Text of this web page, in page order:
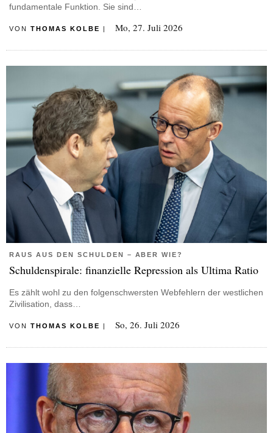
fundamentale Funktion. Sie sind…
VON THOMAS KOLBE | Mo, 27. Juli 2026
RAUS AUS DEN SCHULDEN – ABER WIE?
Schuldenspirale: finanzielle Repression als Ultima Ratio
Es zählt wohl zu den folgenschwersten Webfehlern der westlichen
Zivilisation, dass…
VON THOMAS KOLBE | So, 26. Juli 2026